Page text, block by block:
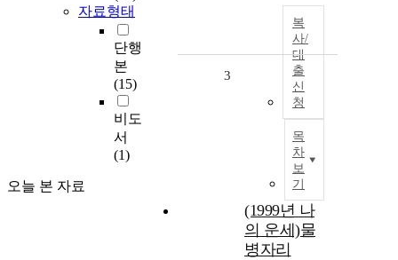
자료형태
단행
본
(15)
비도
서
(1)
오늘 본 자료
복
사/
대
출
신
청
목
차
보
기
3
(1999년 나
의 운세)물
병자리